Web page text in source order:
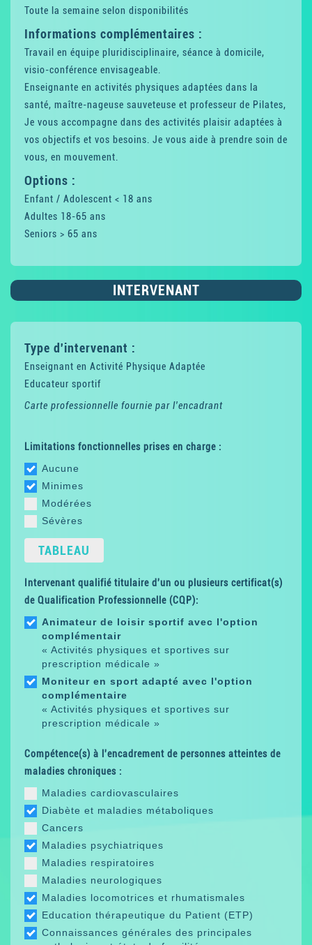
Toute la semaine selon disponibilités
Informations complémentaires :
Travail en équipe pluridisciplinaire, séance à domicile,
visio-conférence envisageable.
Enseignante en activités physiques adaptées dans la
santé, maître-nageuse sauveteuse et professeur de Pilates,
Je vous accompagne dans des activités plaisir adaptées à
vos objectifs et vos besoins. Je vous aide à prendre soin de
vous, en mouvement.
Options :
Enfant / Adolescent < 18 ans
Adultes 18-65 ans
Seniors > 65 ans
INTERVENANT
Type d'intervenant :
Enseignant en Activité Physique Adaptée
Educateur sportif
Carte professionnelle fournie par l'encadrant
Limitations fonctionnelles prises en charge :
Aucune
Minimes
Modérées
Sévères
TABLEAU
Intervenant qualifié titulaire d'un ou plusieurs certificat(s)
de Qualification Professionnelle (CQP):
Animateur de loisir sportif avec l'option
complémentair
« Activités physiques et sportives sur
prescription médicale »
Moniteur en sport adapté avec l'option
complémentaire
« Activités physiques et sportives sur
prescription médicale »
Compétence(s) à l'encadrement de personnes atteintes de
maladies chroniques :
Maladies cardiovasculaires
Diabète et maladies métaboliques
Cancers
Maladies psychiatriques
Maladies respiratoires
Maladies neurologiques
Maladies locomotrices et rhumatismales
Education thérapeutique du Patient (ETP)
Connaissances générales des principales